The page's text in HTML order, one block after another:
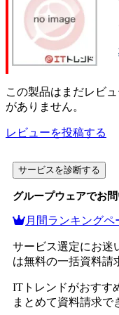
この製品はまだレビ
がありません。
レビューを投稿する
サービスを診断する
グループウェアでお
月間ランキングペ
サービス選定にお迷
は無料の一括資料請
ITトレンドがおすす
まとめて資料請求で